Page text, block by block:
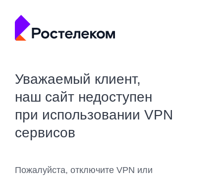
Уважаемый клиент,
наш сайт недоступен
при использовании VPN
сервисов
Пожалуйста, отключите VPN или